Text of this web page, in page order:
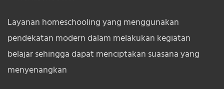
Layanan homeschooling yang menggunakan
pendekatan modern dalam melakukan kegiatan
belajar sehingga dapat menciptakan suasana yang
menyenangkan